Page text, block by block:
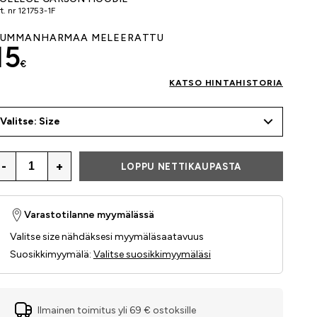
nr 121753-1F
MELEERATTU
€
KATSO HINTAHISTORIA
Valitse: Size
- + LOPPU NETTIKAUPASTA
Varastotilanne myymälässä
Valitse size nähdäksesi myymäläsaatavuus
Suosikkimyymälä: Valitse suosikkimyymäläsi
Ilmainen toimitus yli 69 € ostoksille